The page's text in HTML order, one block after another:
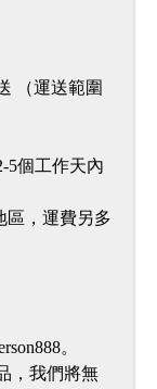
（運送範圍
5個工作天內
區，運費另多
。
，我們將無